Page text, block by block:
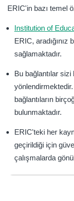
ERIC'in bazı temel
Institution of
ERIC, aradığınız
sağlamaktadır.
Bu bağlantılar
bağlantıların
bulunmaktadır.
ERIC'teki her
geçirildiği için
çalışmalarda